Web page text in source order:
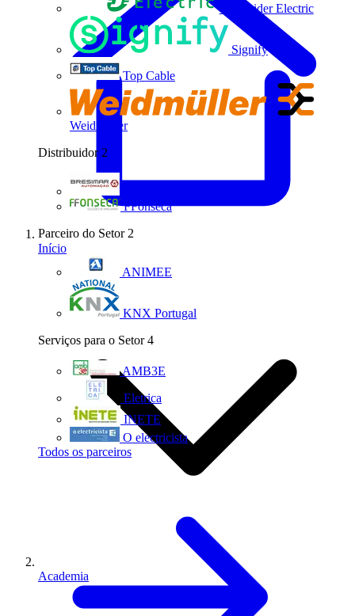
Schneider Electric
Signify
Top Cable
Weidmüller
Distribuidor 2
FFonseca
Parceiro do Setor 2
ANIMEE
KNX Portugal
Serviços para o Setor 4
AMB3E
Eletrica
INETE
O electricista
Todos os parceiros
Início
Academia